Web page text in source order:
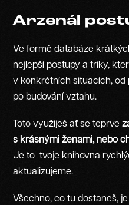
Arzenál
Ve formě databáze
nejlepší postupy a triky,
v konkrétních situacích, od
po budování vztahu.
Toto využiješ ať se teprve
s krásnými ženami, nebo
Je to tvoje knihovna
aktualizujeme.
Všechno, co tu dostaneš,